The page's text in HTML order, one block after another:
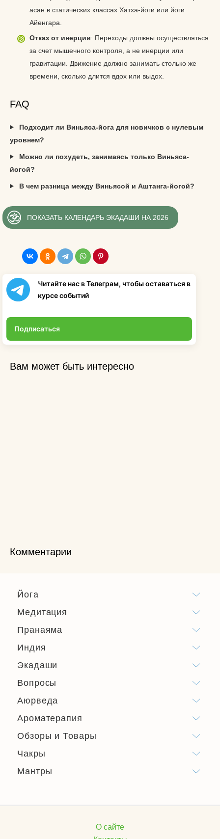
асан в статических классах Хатха-йоги или йоги
Айенгара.
Отказ от инерции: Переходы должны осуществляться
за счет мышечного контроля, а не инерции или
гравитации. Движение должно занимать столько же
времени, сколько длится вдох или выдох.
FAQ
Подходит ли Виньяса-йога для новичков с нулевым
уровнем?
Можно ли похудеть, занимаясь только Виньяса-
йогой?
В чем разница между Виньясой и Аштанга-йогой?
ПОКАЗАТЬ КАЛЕНДАРЬ ЭКАДАШИ НА 2026
Читайте нас в Телеграм, чтобы оставаться в
курсе событий
Подписаться
Вам может быть интересно
Комментарии
Йога
Медитация
Пранаяма
Индия
Экадаши
Вопросы
Аюрведа
Ароматерапия
Обзоры и Товары
Чакры
Мантры
О сайте